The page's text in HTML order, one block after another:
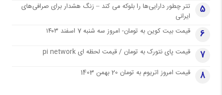
5
تتر چطور دارایی‌ها را بلوکه می کند – زنگ هشدار برای صرافی‌های
ایرانی
6 قیمت بیت کوین به تومان- امروز سه شنبه 7 اسفند ۱۴۰۳
7 قیمت پای نتورک به تومان / قیمت لحظه ای pi network
8 قیمت امروز اتریوم به تومان 20 بهمن 1403